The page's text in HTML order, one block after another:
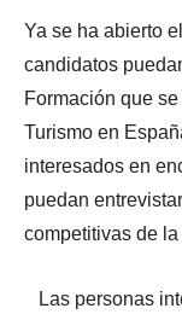
Ya se ha abierto
candidatos
Formación que
Turismo en
interesados en
puedan
competitivas de
Las personas